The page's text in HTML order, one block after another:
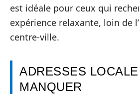
est idéale pour ceux qui
expérience relaxante, loin de
centre-ville.
ADRESSES
MANQUER